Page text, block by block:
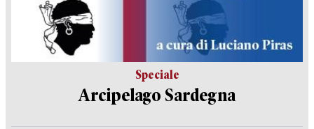
Speciale
Arcipelago Sardegna